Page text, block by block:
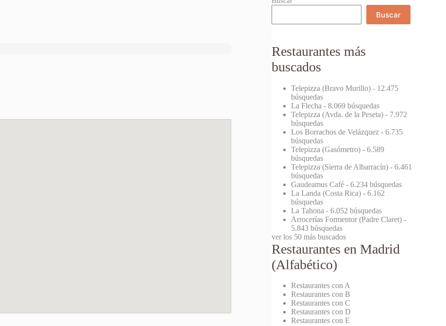
Buscar
Restaurantes más
buscados
Telepizza (Bravo Murillo) - 12.475
búsquedas
La Flecha - 8.069 búsquedas
Telepizza (Avda. de la Peseta) - 7.972
búsquedas
Los Borrachos de Velázquez - 6.735
búsquedas
Telepizza (Gasómetro) - 6.589
búsquedas
Telepizza (Sierra de Albarracín) - 6.461
búsquedas
Gaudeamus Café - 6.234 búsquedas
La Landa (Costa Rica) - 6.162
búsquedas
La Tahona - 6.052 búsquedas
Arrocerías Formentor (Padre Claret) -
5.843 búsquedas
ver los 50 más buscados
Restaurantes en Madrid
(Alfabético)
Restaurantes con A
Restaurantes con B
Restaurantes con C
Restaurantes con D
Restaurantes con E